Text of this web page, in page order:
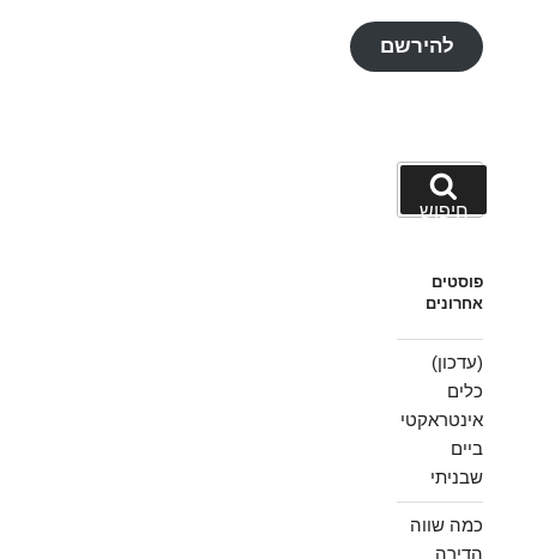
להירשם
חפש:
חיפוש
פוסטים
אחרונים
(עדכון)
כלים
אינטראקטי
ביים
שבניתי
כמה שווה
הדירה